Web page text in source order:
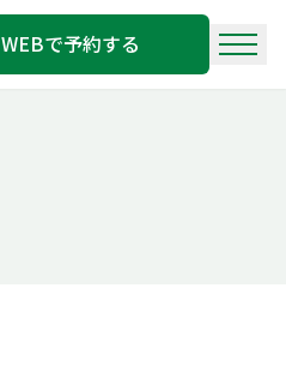
WEBで予約する